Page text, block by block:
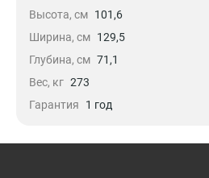
Высота, см 101,6
Ширина, см 129,5
Глубина, см 71,1
Вес, кг 273
Гарантия
1 год